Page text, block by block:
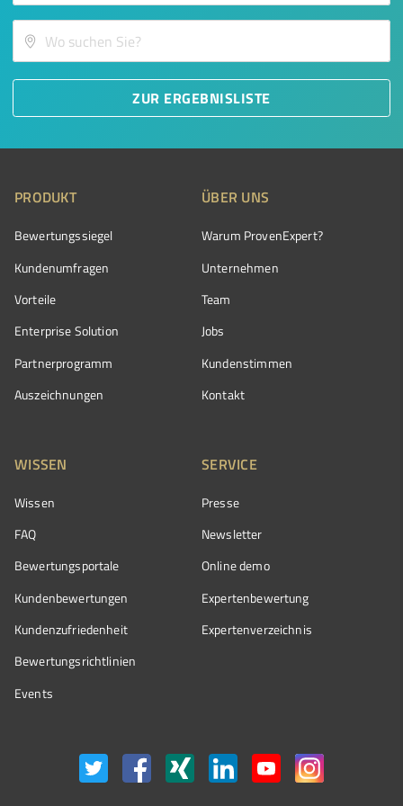
ZUR ERGEBNISLISTE
PRODUKT
Bewertungssiegel
Kundenumfragen
Vorteile
Enterprise Solution
Partnerprogramm
Auszeichnungen
ÜBER UNS
Warum ProvenExpert?
Unternehmen
Team
Jobs
Kundenstimmen
Kontakt
WISSEN
Wissen
FAQ
Bewertungsportale
Kundenbewertungen
Kundenzufriedenheit
Bewertungs­richtlinien
Events
SERVICE
Presse
Newsletter
Online demo
Expertenbewertung
Expertenverzeichnis